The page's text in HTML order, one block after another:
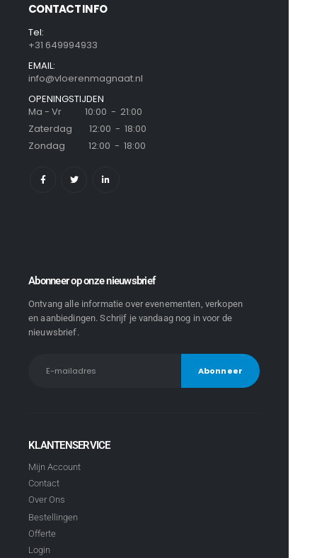
CONTACT INFO
Tel:
+31 649994933
EMAIL:
info@vloerenmagnaat.nl
OPENINGSTIJDEN
Ma - Vr 10:00 - 21:00
Zaterdag 12:00 - 18:00
Zondag 12:00 - 18:00
Abonneer op onze nieuwsbrief
Ontvang alle informatie over evenementen, verkopen
en aanbiedingen. Schrijf je vandaag nog in voor de
nieuwsbrief.
KLANTENSERVICE
Mijn Account
Contact
Over Ons
Bestellingen
Offerte
Login